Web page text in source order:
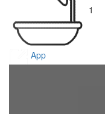
1
App